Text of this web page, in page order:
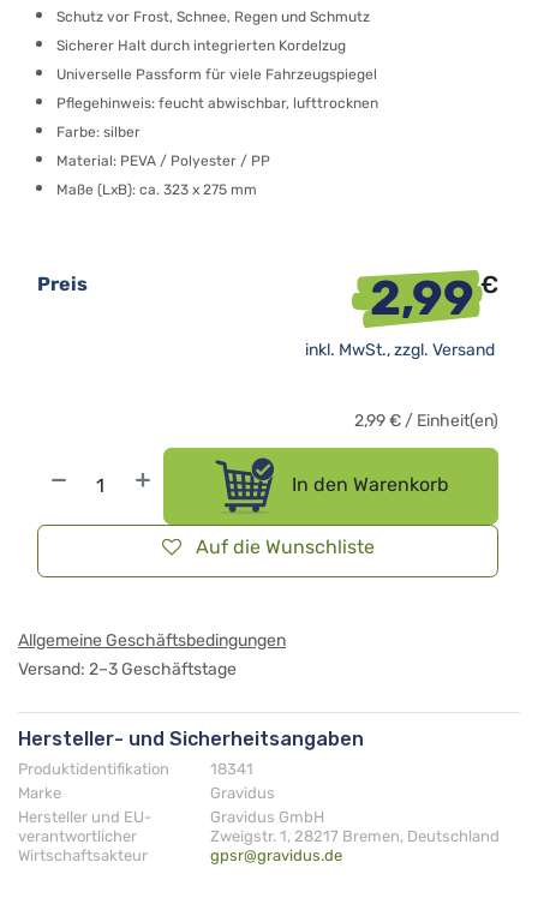
Schutz vor Frost, Schnee, Regen und Schmutz
Sicherer Halt durch integrierten Kordelzug
Universelle Passform für viele Fahrzeugspiegel
Pflegehinweis: feucht abwischbar, lufttrocknen
Farbe: silber
Material: PEVA / Polyester / PP
Maße (LxB): ca. 323 x 275 mm
In den Warenkorb
Auf die Wunschliste
Preis 2,99€
inkl. MwSt., zzgl. Versand
2,99€ / Einheit(en)
Allgemeine Geschäftsbedingungen
Versand: 2–3 Geschäftstage
Hersteller- und Sicherheitsangaben
Produktidentifikation
18341
Marke
Gravidus
Hersteller und EU-
verantwortlicher
Wirtschaftsakteur
Gravidus GmbH
Zweigstr. 1, 28217 Bremen, Deutschland
gpsr@gravidus.de